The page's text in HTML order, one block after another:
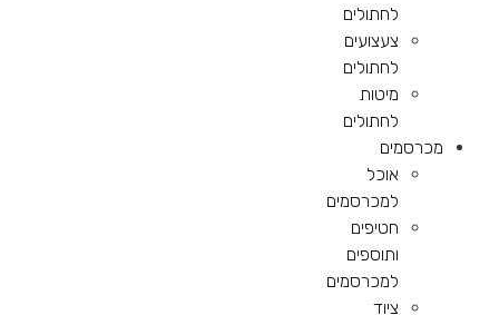
לחתולים
צעצועים
לחתולים
מיטות
לחתולים
מכרסמים
אוכל
למכרסמים
חטיפים
ותוספים
למכרסמים
ציוד